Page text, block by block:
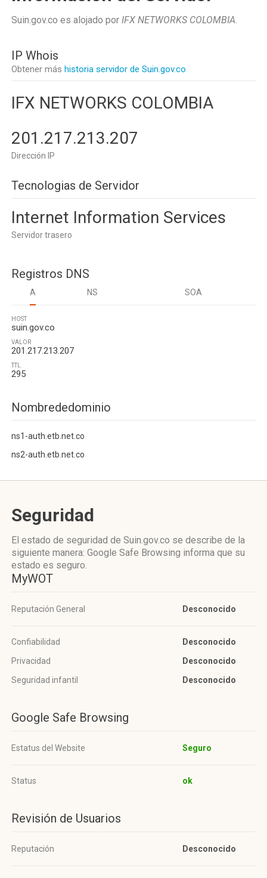
Suin.gov.co es alojado por IFX NETWORKS COLOMBIA.
IP Whois
Obtener más historia servidor de Suin.gov.co
IFX NETWORKS COLOMBIA
201.217.213.207
Dirección IP
Tecnologias de Servidor
Internet Information Services
Servidor trasero
Registros DNS
A NS SOA
HOST
suin.gov.co
VALOR
201.217.213.207
TTL
295
Nombrededominio
ns1-auth.etb.net.co
ns2-auth.etb.net.co
Seguridad
El estado de seguridad de Suin.gov.co se describe de la
siguiente manera: Google Safe Browsing informa que su
estado es seguro.
MyWOT
Reputación General Desconocido
Confiabilidad
Desconocido
Privacidad
Desconocido
Seguridad infantil
Desconocido
Google Safe Browsing
Estatus del Website Seguro
Status ok
Revisión de Usuarios
Reputación Desconocido